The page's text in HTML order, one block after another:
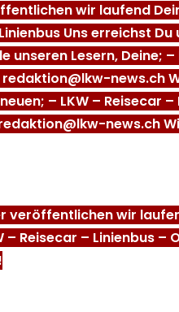
wir laufend
Uns erreichst
unseren Lesern,
news.ch
– LKW –
news.ch
veröffentlichen wir
– Reisecar – Linienbus